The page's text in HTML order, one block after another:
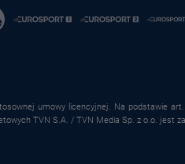
umowy licencyjnej. Na podstawie
TVN S.A. / TVN Media Sp. z o.o. jest